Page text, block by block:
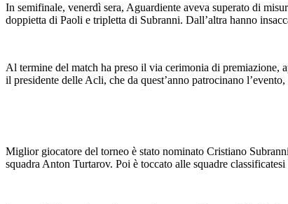
In semifinale, venerdì sera, Aguardiente aveva superato di
doppietta di Paoli e tripletta di Subranni. Dall’altra hanno
Al termine del match ha preso il via cerimonia di premiazione,
il presidente delle Acli, che da quest’anno patrocinano
Miglior giocatore del torneo è stato nominato Cristiano
squadra Anton Turtarov. Poi è toccato alle squadre